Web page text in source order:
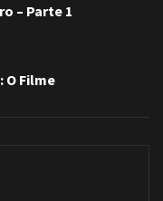
– Parte 1
O Filme